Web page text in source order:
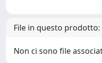
File in questo prodotto:
Non ci sono file